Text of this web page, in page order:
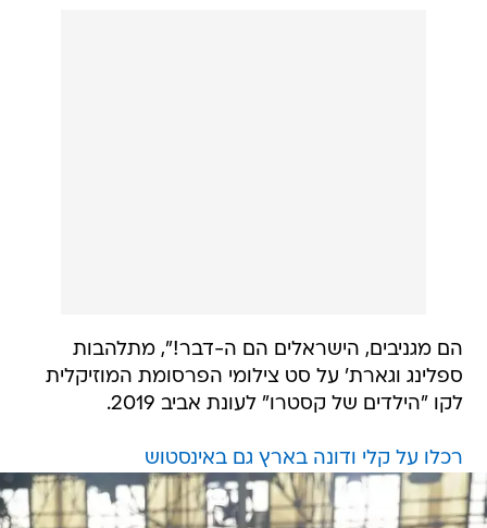
הם מגניבים, הישראלים הם ה-דבר!", מתלהבות
ספלינג וגארת' על סט צילומי הפרסומת המוזיקלית
לקו "הילדים של קסטרו" לעונת אביב 2019.
רכלו על קלי ודונה בארץ גם באינסטוש